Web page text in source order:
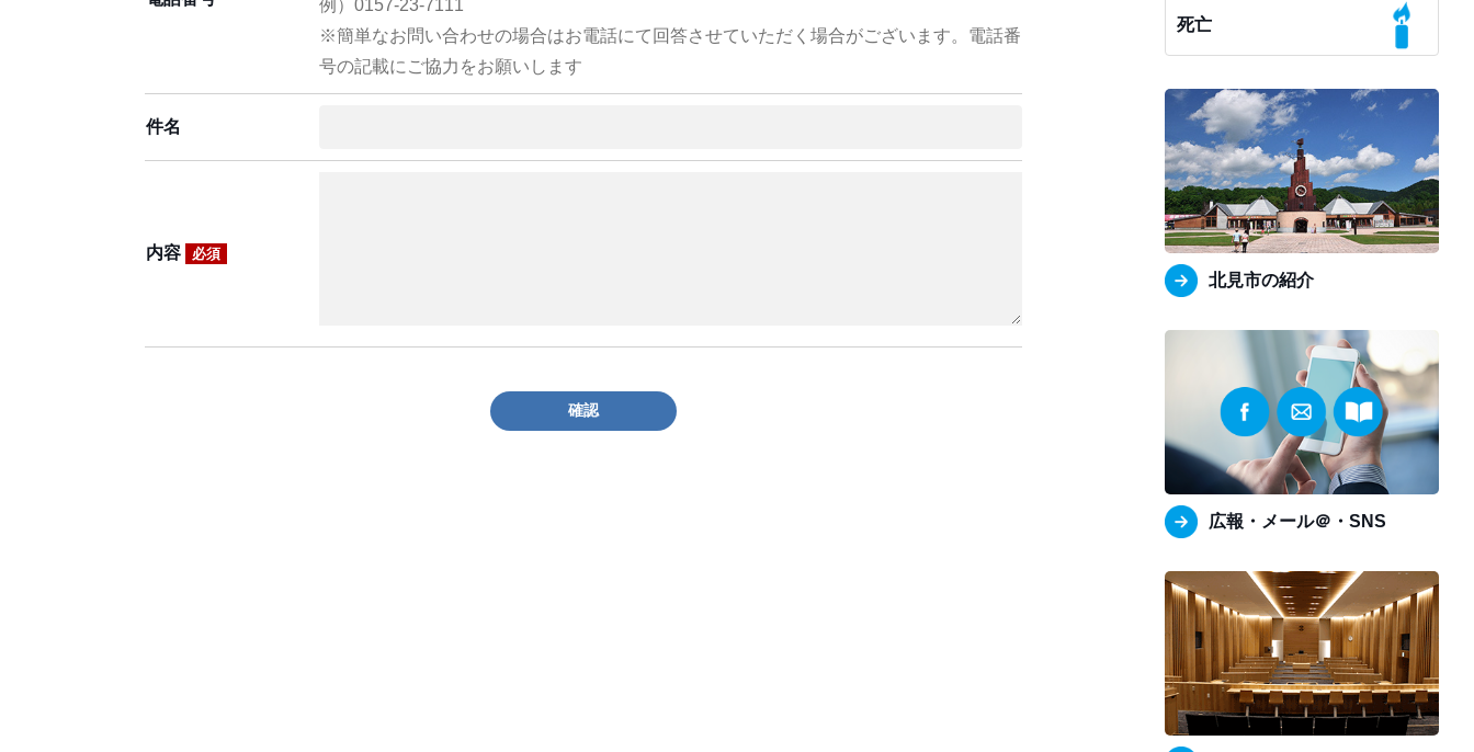
例）0157-23-7111
※簡単なお問い合わせの場合はお電話にて回答させていただく場合がございます。電話番
号の記載にご協力をお願いします
件名
内容 必須
確認
死亡
北見市の紹介
広報・メール＠・SNS